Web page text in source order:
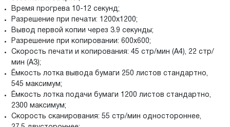
Время прогрева 10-12 секунд;
Разрешение при печати: 1200x1200;
Вывод первой копии через 3.9 секунды;
Разрешение при копировании: 600x600;
Скорость печати и копирования: 45 стр/мин (A4), 22 стр/
мин (A3);
Ёмкость лотка вывода бумаги 250 листов стандартно,
545 максимум;
Ёмкость лотка подачи бумаги 1200 листов стандартно,
2300 максимум;
Скорость сканирования: 55 стр/мин одностороннее,